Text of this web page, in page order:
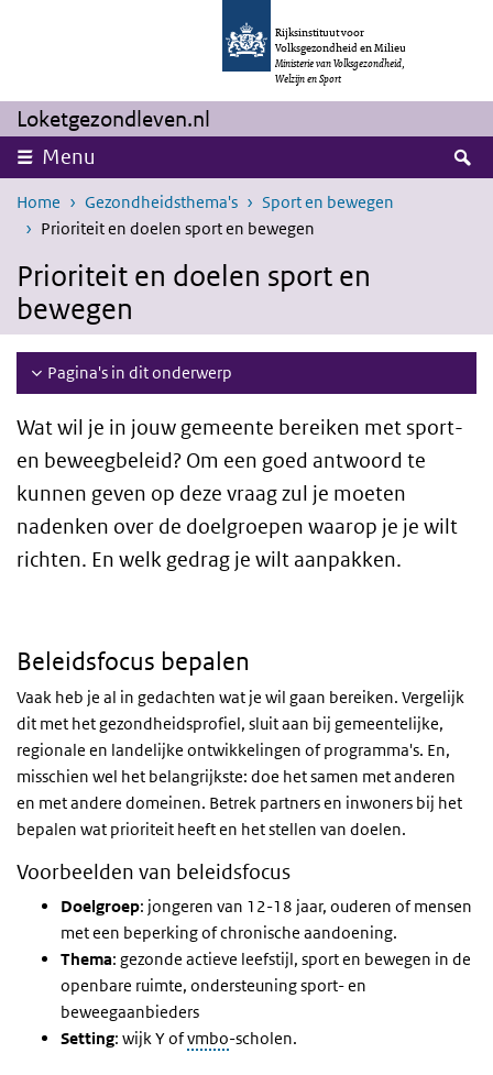
Overslaan en naar de inhoud gaan
Rijksinstituut voor
Volksgezondheid en Milieu
Ministerie van Volksgezondheid,
Welzijn en Sport
Loketgezondleven.nl
Menu
Home Gezondheidsthema's
Sport en bewegen
Prioriteit en doelen sport en bewegen
Prioriteit en doelen sport en
bewegen
Pagina's in dit onderwerp
Wat wil je in jouw gemeente bereiken met sport-
en beweegbeleid? Om een goed antwoord te
kunnen geven op deze vraag zul je moeten
nadenken over de doelgroepen waarop je je wilt
richten. En welk gedrag je wilt aanpakken.
Beleidsfocus bepalen
Vaak heb je al in gedachten wat je wil gaan bereiken. Vergelijk
dit met het gezondheidsprofiel, sluit aan bij gemeentelijke,
regionale en landelijke ontwikkelingen of programma's. En,
misschien wel het belangrijkste: doe het samen met anderen
en met andere domeinen. Betrek partners en inwoners bij het
bepalen wat prioriteit heeft en het stellen van doelen.
Voorbeelden van beleidsfocus
Doelgroep: jongeren van 12-18 jaar, ouderen of mensen
met een beperking of chronische aandoening.
Thema: gezonde actieve leefstijl, sport en bewegen in de
openbare ruimte, ondersteuning sport- en
beweegaanbieders
Setting: wijk Y ofvmbo-scholen.